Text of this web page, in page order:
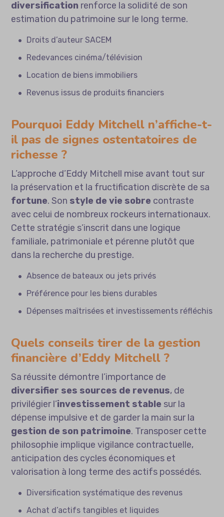
diversification renforce la solidité de son
estimation du patrimoine sur le long terme.
Droits d’auteur SACEM
Redevances cinéma/télévision
Location de biens immobiliers
Revenus issus de produits financiers
Pourquoi Eddy Mitchell n’affiche-t-
il pas de signes ostentatoires de
richesse ?
L’approche d’Eddy Mitchell mise avant tout sur
la préservation et la fructification discrète de sa
fortune. Son style de vie sobre contraste
avec celui de nombreux rockeurs internationaux.
Cette stratégie s’inscrit dans une logique
familiale, patrimoniale et pérenne plutôt que
dans la recherche du prestige.
Absence de bateaux ou jets privés
Préférence pour les biens durables
Dépenses maîtrisées et investissements réfléchis
Quels conseils tirer de la gestion
financière d’Eddy Mitchell ?
Sa réussite démontre l’importance de
diversifier ses sources de revenus, de
privilégier l’investissement stable sur la
dépense impulsive et de garder la main sur la
gestion de son patrimoine. Transposer cette
philosophie implique vigilance contractuelle,
anticipation des cycles économiques et
valorisation à long terme des actifs possédés.
Diversification systématique des revenus
Achat d’actifs tangibles et liquides